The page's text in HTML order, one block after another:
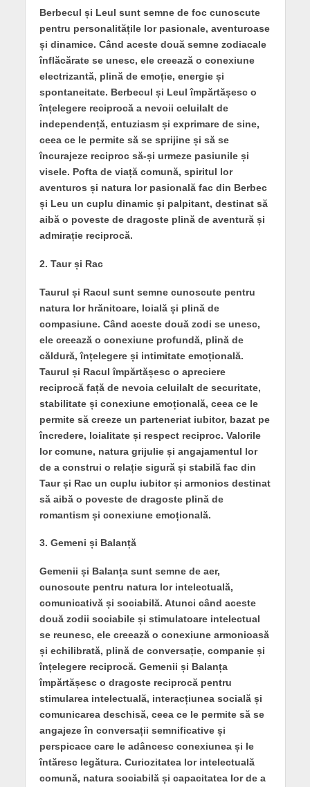
Berbecul și Leul sunt semne de foc cunoscute
pentru personalitățile lor pasionale, aventuroase
și dinamice. Când aceste două semne zodiacale
înflăcărate se unesc, ele creează o conexiune
electrizantă, plină de emoție, energie și
spontaneitate. Berbecul și Leul împărtășesc o
înțelegere reciprocă a nevoii celuilalt de
independență, entuziasm și exprimare de sine,
ceea ce le permite să se sprijine și să se
încurajeze reciproc să-și urmeze pasiunile și
visele. Pofta de viață comună, spiritul lor
aventuros și natura lor pasională fac din Berbec
și Leu un cuplu dinamic și palpitant, destinat să
aibă o poveste de dragoste plină de aventură și
admirație reciprocă.
2. Taur și Rac
Taurul și Racul sunt semne cunoscute pentru
natura lor hrănitoare, loială și plină de
compasiune. Când aceste două zodi se unesc,
ele creează o conexiune profundă, plină de
căldură, înțelegere și intimitate emoțională.
Taurul și Racul împărtășesc o apreciere
reciprocă față de nevoia celuilalt de securitate,
stabilitate și conexiune emoțională, ceea ce le
permite să creeze un parteneriat iubitor, bazat pe
încredere, loialitate și respect reciproc. Valorile
lor comune, natura grijulie și angajamentul lor
de a construi o relație sigură și stabilă fac din
Taur și Rac un cuplu iubitor și armonios destinat
să aibă o poveste de dragoste plină de
romantism și conexiune emoțională.
3. Gemeni și Balanță
Gemenii și Balanța sunt semne de aer,
cunoscute pentru natura lor intelectuală,
comunicativă și sociabilă. Atunci când aceste
două zodii sociabile și stimulatoare intelectual
se reunesc, ele creează o conexiune armonioasă
și echilibrată, plină de conversație, companie și
înțelegere reciprocă. Gemenii și Balanța
împărtășesc o dragoste reciprocă pentru
stimularea intelectuală, interacțiunea socială și
comunicarea deschisă, ceea ce le permite să se
angajeze în conversații semnificative și
perspicace care le adâncesc conexiunea și le
întăresc legătura. Curiozitatea lor intelectuală
comună, natura sociabilă și capacitatea lor de a